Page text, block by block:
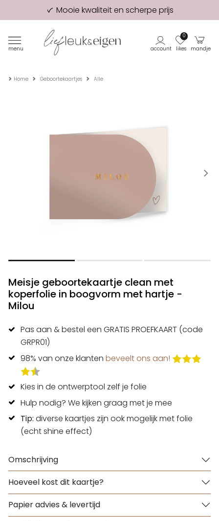
Mooie kwaliteit en scherpe prijs
98% van onze klanten beveelt ons aan!
Eerste proefdruk GRATIS
menu account likes
0
mandje
Home Geboortekaartjes Alle
Meisje geboortekaartje clean met
koperfolie in boogvorm met hartje -
Milou
Pas aan & bestel een GRATIS PROEFKAART (code
GRPR01)
98% van onze klanten beveelt ons aan!
Kies in de ontwerptool zelf je folie
Hulp nodig? We kijken graag met je mee
Tip: diverse kaartjes zijn ook mogelijk met folie
(echt shine effect)
Omschrijving
Hoeveel kost dit kaartje?
Papier advies & levertijd